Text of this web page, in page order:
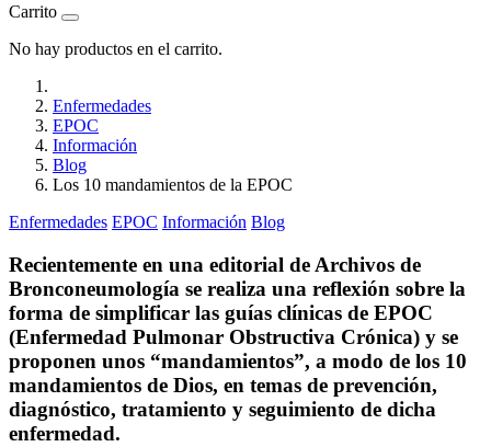
Carrito
No hay productos en el carrito.
Enfermedades
EPOC
Información
Blog
Los 10 mandamientos de la EPOC
Enfermedades EPOC Información Blog
Recientemente en una editorial de Archivos de
Bronconeumología se realiza una reflexión sobre la
forma de simplificar las guías clínicas de EPOC
(Enfermedad Pulmonar Obstructiva Crónica) y se
proponen unos “mandamientos”, a modo de los 10
mandamientos de Dios, en temas de prevención,
diagnóstico, tratamiento y seguimiento de dicha
enfermedad.